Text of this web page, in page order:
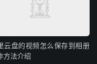
云盘的视频怎么保存到相册
方法介绍